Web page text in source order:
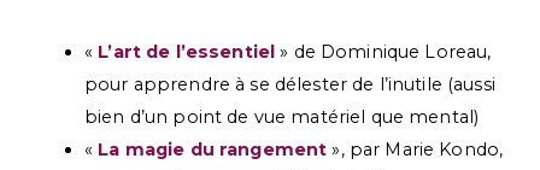
« L’art de l’essentiel » de Dominique Loreau,
pour apprendre à se délester de l’inutile (aussi
bien d’un point de vue matériel que mental)
« La magie du rangement », par Marie Kondo,